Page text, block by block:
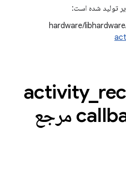
تولید شده است:
hardware/
activity_
procs مرجع